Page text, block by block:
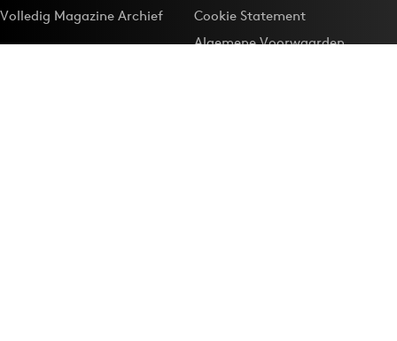
Volledig Magazine Archief
Cookie Statement
Algemene Voorwaarden